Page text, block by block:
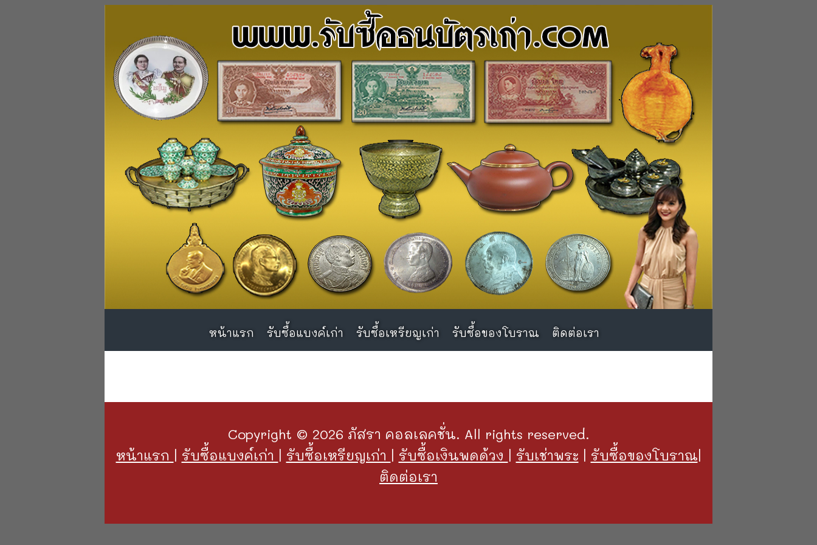
หน้าแรก รับซื้อแบงค์เก่า รับซื้อเหรียญเก่า รับซื้อของโบราณ ติดต่อเรา
หน้าแรก รับซื้อแบงค์เก่า รับซื้อเหรียญเก่า รับซื้อของโบราณ ติดต่อเรา
Copyright © 2026 ภัสรา คอลเลคชั่น. All rights reserved.
หน้าแรก | รับซื้อแบงค์เก่า | รับซื้อเหรียญเก่า | รับซื้อเงินพดด้วง | รับเช่าพระ | รับซื้อของโบราณ|
ติดต่อเรา